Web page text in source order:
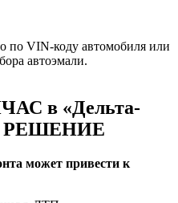
по VIN-коду автомобиля или
автоэмали.
в «Дельта-
РЕШЕНИЕ
может привести к